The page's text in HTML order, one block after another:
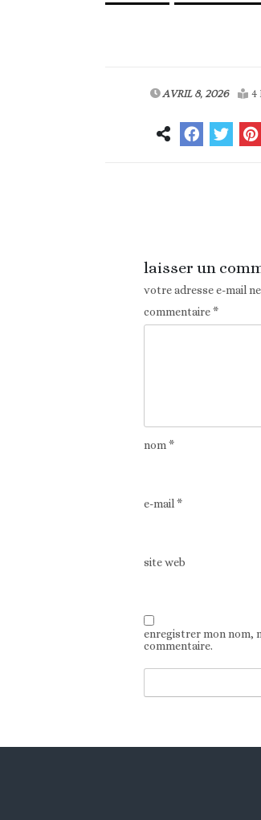
AVRIL 8, 2026 4
laisser un
votre adresse e-mail
commentaire*
nom*
e-mail*
site web
enregistrer mon nom,
commentaire.